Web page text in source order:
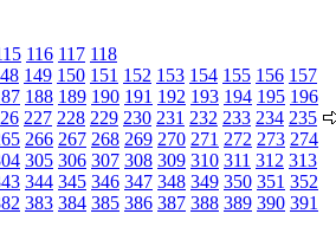
116 117 118
149 150 151 152 153 154 155 156 157
188 189 190 191 192 193 194 195 196
227 228 229 230 231 232 233 234 235
266 267 268 269 270 271 272 273 274
305 306 307 308 309 310 311 312 313
344 345 346 347 348 349 350 351 352
383 384 385 386 387 388 389 390 391